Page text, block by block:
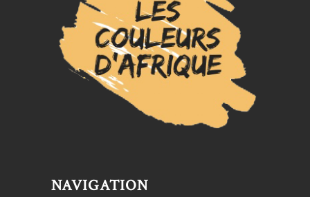
NAVIGATION